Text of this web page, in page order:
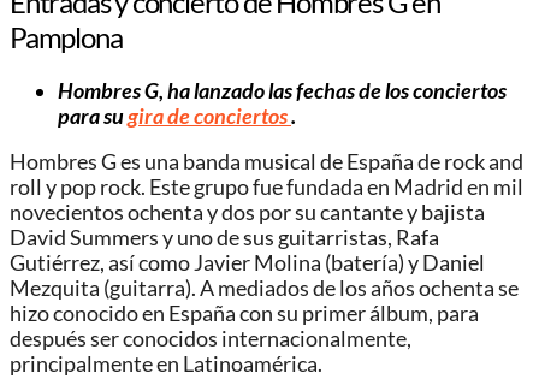
Pamplona
Hombres G, ha lanzado las fechas de los conciertos
para sugira de conciertos.
Hombres G es una banda musical de España de rock and
roll y pop rock. Este grupo fue fundada en Madrid en mil
novecientos ochenta y dos por su cantante y bajista
David Summers y uno de sus guitarristas, Rafa
Gutiérrez, así como Javier Molina (batería) y Daniel
Mezquita (guitarra). A mediados de los años ochenta se
hizo conocido en España con su primer álbum, para
después ser conocidos internacionalmente,
principalmente en Latinoamérica.